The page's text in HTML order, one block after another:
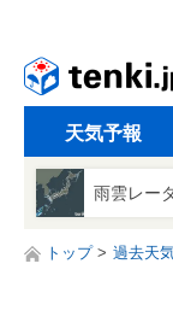
天気予報
雨雲レー
トップ 過去天